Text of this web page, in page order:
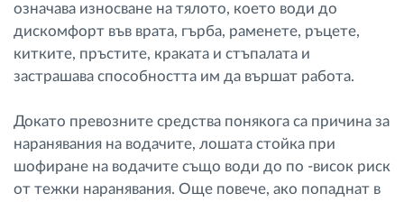
означава износване на тялото, което води до
дискомфорт във врата, гърба, раменете, ръцете,
китките, пръстите, краката и стъпалата и
застрашава способността им да вършат работа.
Докато превозните средства понякога са причина за
наранявания на водачите, лошата стойка при
шофиране на водачите също води до по -висок риск
от тежки наранявания. Още повече, ако попаднат в